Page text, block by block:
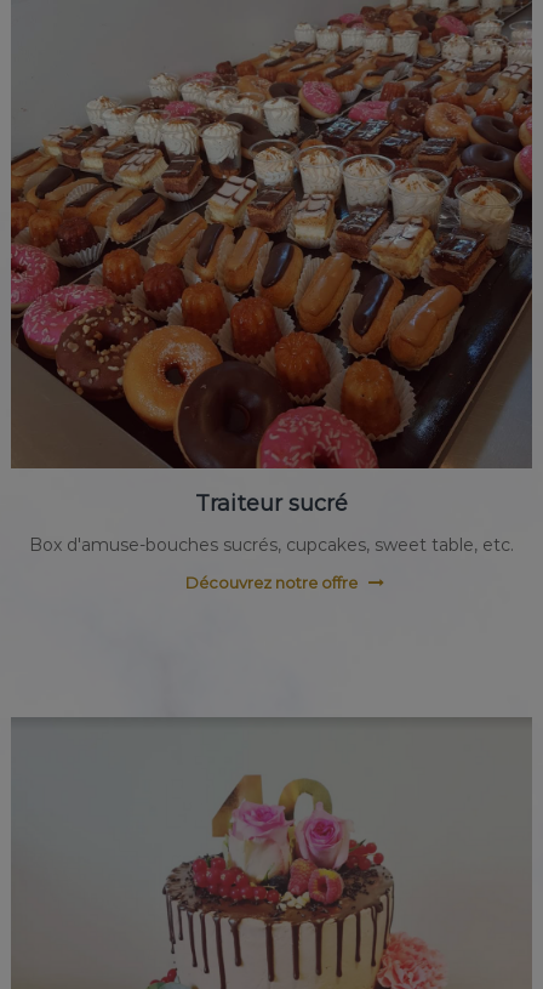
Traiteur sucré
Box d'amuse-bouches sucrés, cupcakes, sweet table, etc.
Découvrez notre offre